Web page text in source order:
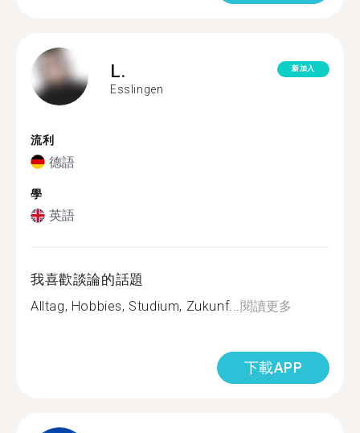
L.
Esslingen
新加入
流利
德語
學
英語
我喜歡談論的話題
Alltag, Hobbies, Studium, Zukunf...閱讀更多
下載APP